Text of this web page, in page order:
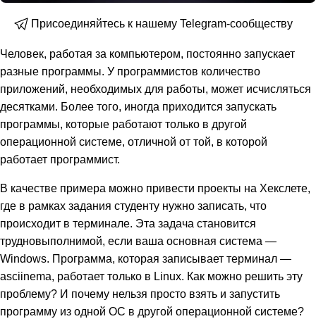
Присоединяйтесь к нашему Telegram-сообществу
Человек, работая за компьютером, постоянно запускает
разные программы. У программистов количество
приложений, необходимых для работы, может исчисляться
десятками. Более того, иногда приходится запускать
программы, которые работают только в другой
операционной системе, отличной от той, в которой
работает программист.
В качестве примера можно привести проекты на Хекслете,
где в рамках задания студенту нужно записать, что
происходит в терминале. Эта задача становится
трудновыполнимой, если ваша основная система —
Windows. Программа, которая записывает терминал —
asciinema, работает только в Linux. Как можно решить эту
проблему? И почему нельзя просто взять и запустить
программу из одной ОС в другой операционной системе?